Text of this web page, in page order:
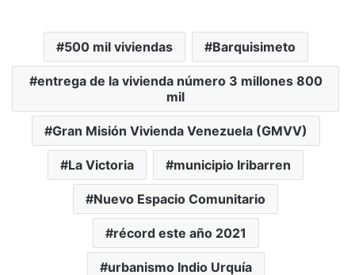
500 mil viviendas Barquisimeto
entrega de la vivienda número 3 millones 800
mil
Gran Misión Vivienda Venezuela (GMVV)
La Victoria municipio Iribarren
Nuevo Espacio Comunitario
récord este año 2021
urbanismo Indio Urquía